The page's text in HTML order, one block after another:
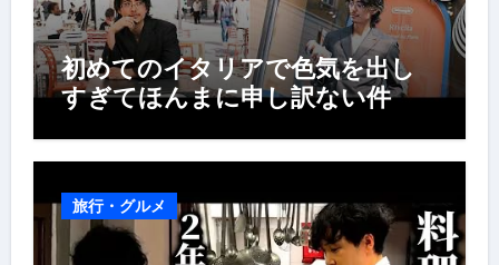
初めてのイタリアで色気を出し
すぎてほんまに申し訳ない件
旅行・グルメ